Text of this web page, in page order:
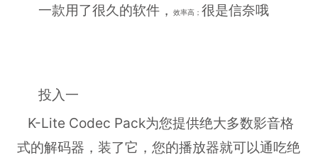
一款用了很久的软件，
效率高； 很是信奈哦
投入一
K-Lite Codec Pack为您提供绝大多数影音格
式的解码器，装了它，您的播放器就可以通吃绝